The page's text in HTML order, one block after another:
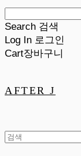
Search 검색
Log In 로그인
Cart장바구니
AFTER J